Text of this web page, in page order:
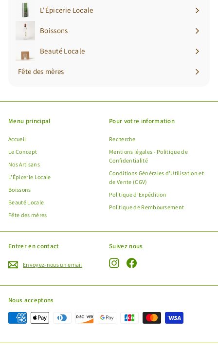
Offre spéciale Fête des Mères !
Profitez de l'expédition gratuite de vos produits avec
L'Épicerie Locale
Ouvrir
menu
Boissons
Ouvrir
menu
Beauté Locale
Ouvrir
menu
Fête des mères
Menu principal
Accueil
Le Concept
Nos Artisans
L'Épicerie Locale
Boissons
Beauté Locale
Fête des mères
Pour votre information
Recherche
Mentions légales - Politique de
Confidentialité
Conditions Générales d'Utilisation et
de Vente (CGV)
Politique d'Expédition
Politique de Remboursement
Entrer en contact
Envoyez-nous un email
Suivez nous
InstagramFacebook
Nous acceptons